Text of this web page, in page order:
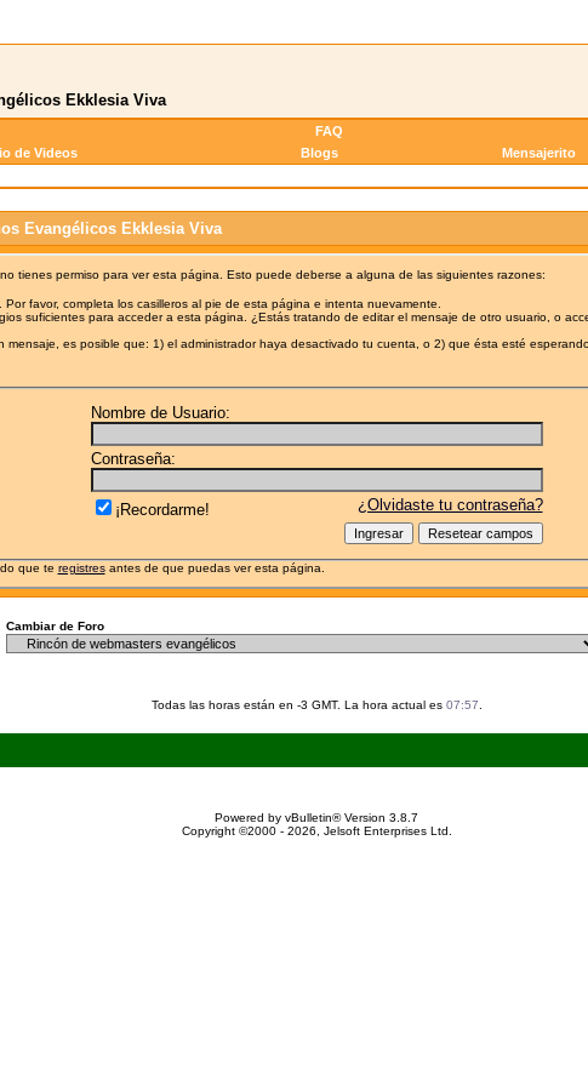
Ekklesia Viva
FAQ
de Videos Blogs Mensajerito
Evangélicos Ekklesia Viva
tienes permiso para ver esta página. Esto puede deberse a alguna de las siguientes razones:
Por favor, completa los casilleros al pie de esta página e intenta nuevamente.
suficientes para acceder a esta página. ¿Estás tratando de editar el mensaje de otro usuario, o
mensaje, es posible que: 1) el administrador haya desactivado tu cuenta, o 2) que ésta esté
Nombre de Usuario:
Contraseña:
¿Olvidaste tu contraseña?
¡Recordarme!
que te registresantes de que puedas ver esta página.
Cambiar de Foro
Todas las horas están en -3 GMT. La hora actual es 07:57
Powered by vBulletin® Version 3.8.7
Copyright ©2000 - 2026, Jelsoft Enterprises Ltd.